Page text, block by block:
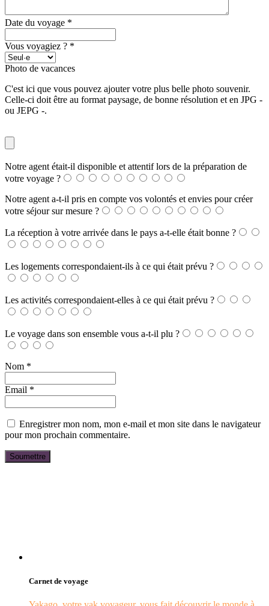
Date du voyage *
Vous voyagiez ? *
Photo de vacances
C'est ici que vous pouvez ajouter votre plus belle photo souvenir.
Celle-ci doit être au format paysage, de bonne résolution et en JPG -
ou JEPG -.
Notre agent était-il disponible et attentif lors de la préparation de
votre voyage ?
Notre agent a-t-il pris en compte vos volontés et envies pour créer
votre séjour sur mesure ?
La réception à votre arrivée dans le pays a-t-elle était bonne ?
Les logements correspondaient-ils à ce qui était prévu ?
Les activités correspondaient-elles à ce qui était prévu ?
Le voyage dans son ensemble vous a-t-il plu ?
Nom *
Email *
Enregistrer mon nom, mon e-mail et mon site dans le navigateur
pour mon prochain commentaire.
Carnet de voyage